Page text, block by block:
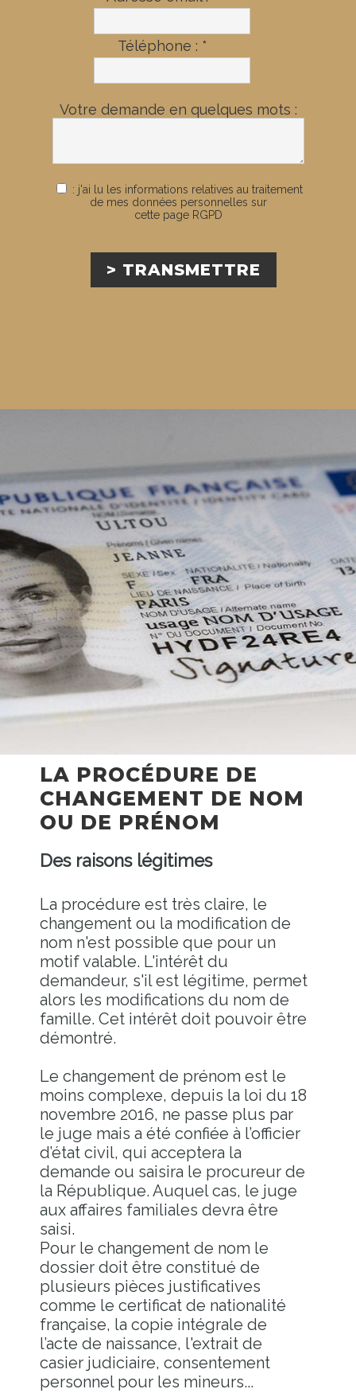
LA PROCÉDURE DE
CHANGEMENT DE NOM
OU DE PRÉNOM
Des raisons légitimes
La procédure est très claire, le
changement ou la modification de
nom n'est possible que pour un
motif valable. L'intérêt du
demandeur, s'il est légitime, permet
alors les modifications du nom de
famille. Cet intérêt doit pouvoir être
démontré.
Le changement de prénom est le
moins complexe, depuis la loi du 18
novembre 2016, ne passe plus par
le juge mais a été confiée à l’officier
d’état civil, qui acceptera la
demande ou saisira le procureur de
la République. Auquel cas, le juge
aux affaires familiales devra être
saisi.
Pour le changement de nom le
dossier doit être constitué de
plusieurs pièces justificatives
comme le certificat de nationalité
française, la copie intégrale de
l’acte de naissance, l'extrait de
casier judiciaire, consentement
personnel pour les mineurs...